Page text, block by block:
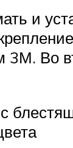
и
3М. Во